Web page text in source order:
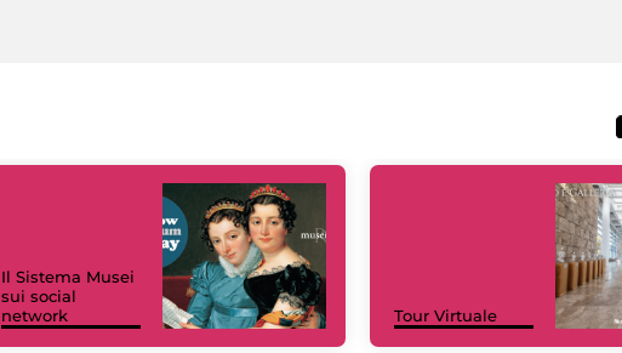
Il Sistema Musei
sui social
network
Tour Virtuale